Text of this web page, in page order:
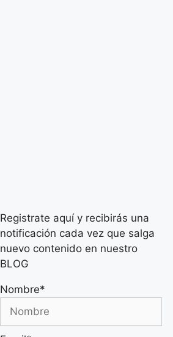
Registrate aquí y recibirás una
notificación cada vez que salga
nuevo contenido en nuestro
BLOG
Nombre*